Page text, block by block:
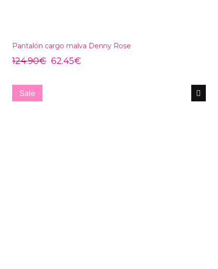
Pantalón cargo malva Denny Rose
124.90€ 62.45€
Sale